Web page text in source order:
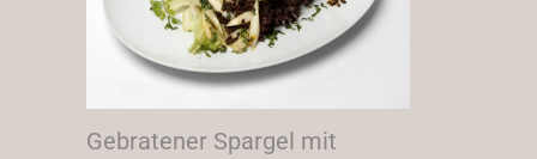
Gebratener Spargel mit